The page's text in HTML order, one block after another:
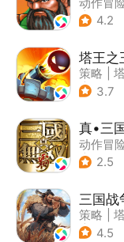
| 童年
4.2
塔王之
策略
| 中国风
3.7
真•三
动作冒
| 横版过
2.5
三国战
策略
| 千人同
4.5